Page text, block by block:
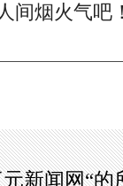
间烟火气吧
新闻网“